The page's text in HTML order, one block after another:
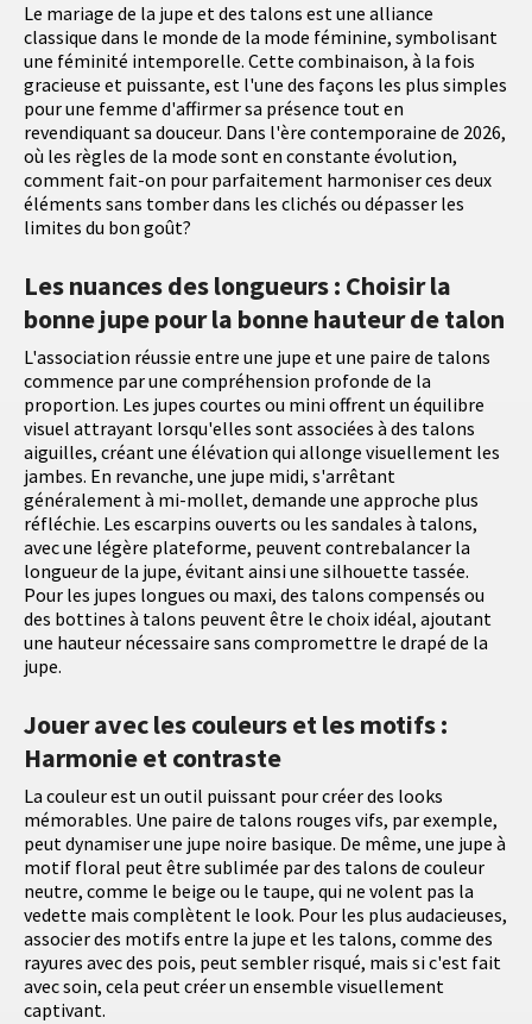
Le mariage de la jupe et des talons est une alliance
classique dans le monde de la mode féminine, symbolisant
une féminité intemporelle. Cette combinaison, à la fois
gracieuse et puissante, est l'une des façons les plus simples
pour une femme d'affirmer sa présence tout en
revendiquant sa douceur. Dans l'ère contemporaine de 2026,
où les règles de la mode sont en constante évolution,
comment fait-on pour parfaitement harmoniser ces deux
éléments sans tomber dans les clichés ou dépasser les
limites du bon goût?
Les nuances des longueurs : Choisir la
bonne jupe pour la bonne hauteur de talon
L'association réussie entre une jupe et une paire de talons
commence par une compréhension profonde de la
proportion. Les jupes courtes ou mini offrent un équilibre
visuel attrayant lorsqu'elles sont associées à des talons
aiguilles, créant une élévation qui allonge visuellement les
jambes. En revanche, une jupe midi, s'arrêtant
généralement à mi-mollet, demande une approche plus
réfléchie. Les escarpins ouverts ou les sandales à talons,
avec une légère plateforme, peuvent contrebalancer la
longueur de la jupe, évitant ainsi une silhouette tassée.
Pour les jupes longues ou maxi, des talons compensés ou
des bottines à talons peuvent être le choix idéal, ajoutant
une hauteur nécessaire sans compromettre le drapé de la
jupe.
Jouer avec les couleurs et les motifs :
Harmonie et contraste
La couleur est un outil puissant pour créer des looks
mémorables. Une paire de talons rouges vifs, par exemple,
peut dynamiser une jupe noire basique. De même, une jupe à
motif floral peut être sublimée par des talons de couleur
neutre, comme le beige ou le taupe, qui ne volent pas la
vedette mais complètent le look. Pour les plus audacieuses,
associer des motifs entre la jupe et les talons, comme des
rayures avec des pois, peut sembler risqué, mais si c'est fait
avec soin, cela peut créer un ensemble visuellement
captivant.